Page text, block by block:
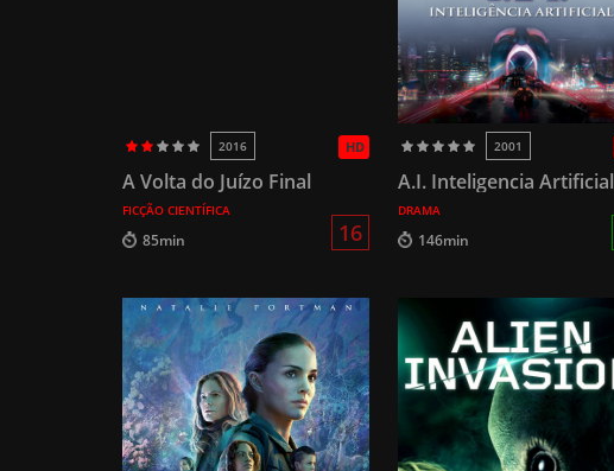
HD
2016
A Volta do Juízo Final
FICÇÃO CIENTÍFICA
85min 16
2001
A.I. Inteligencia Artificial
DRAMA
146min